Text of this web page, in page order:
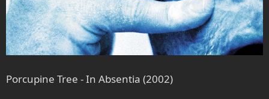
Porcupine Tree - In Absentia (2002)